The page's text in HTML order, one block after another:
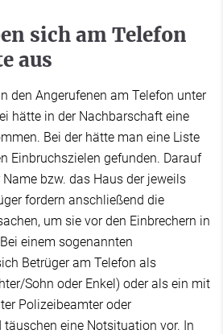
sich am Telefon
aus
den Angerufenen am Telefon unter
hätte in der Nachbarschaft eine
Bei der hätte man eine Liste
Einbruchszielen gefunden. Darauf
bzw. das Haus der jeweils
fordern anschließend die
um sie vor den Einbrechern in
einem sogenannten
Betrüger am Telefon als
Sohn oder Enkel) oder als ein mit
Polizeibeamter oder
eine Notsituation vor. In